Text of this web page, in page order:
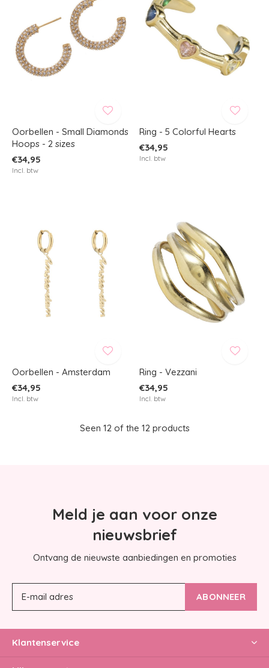
Oorbellen - Small Diamonds
Hoops - 2 sizes
€34,95
Incl. btw
Ring - 5 Colorful Hearts
€34,95
Incl. btw
Oorbellen - Amsterdam
€34,95
Incl. btw
Ring - Vezzani
€34,95
Incl. btw
Seen 12 of the 12 products
Meld je aan voor onze
nieuwsbrief
Ontvang de nieuwste aanbiedingen en promoties
ABONNEER
Klantenservice